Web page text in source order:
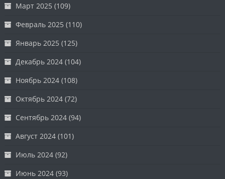
Март 2025 (109)
Февраль 2025 (110)
Январь 2025 (125)
Декабрь 2024 (104)
Ноябрь 2024 (108)
Октябрь 2024 (72)
Сентябрь 2024 (94)
Август 2024 (101)
Июль 2024 (92)
Июнь 2024 (93)